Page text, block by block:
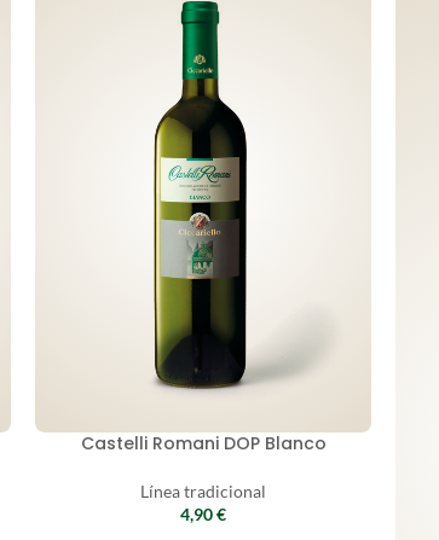
Castelli Romani DOP Blanco
Línea tradicional
4,90€